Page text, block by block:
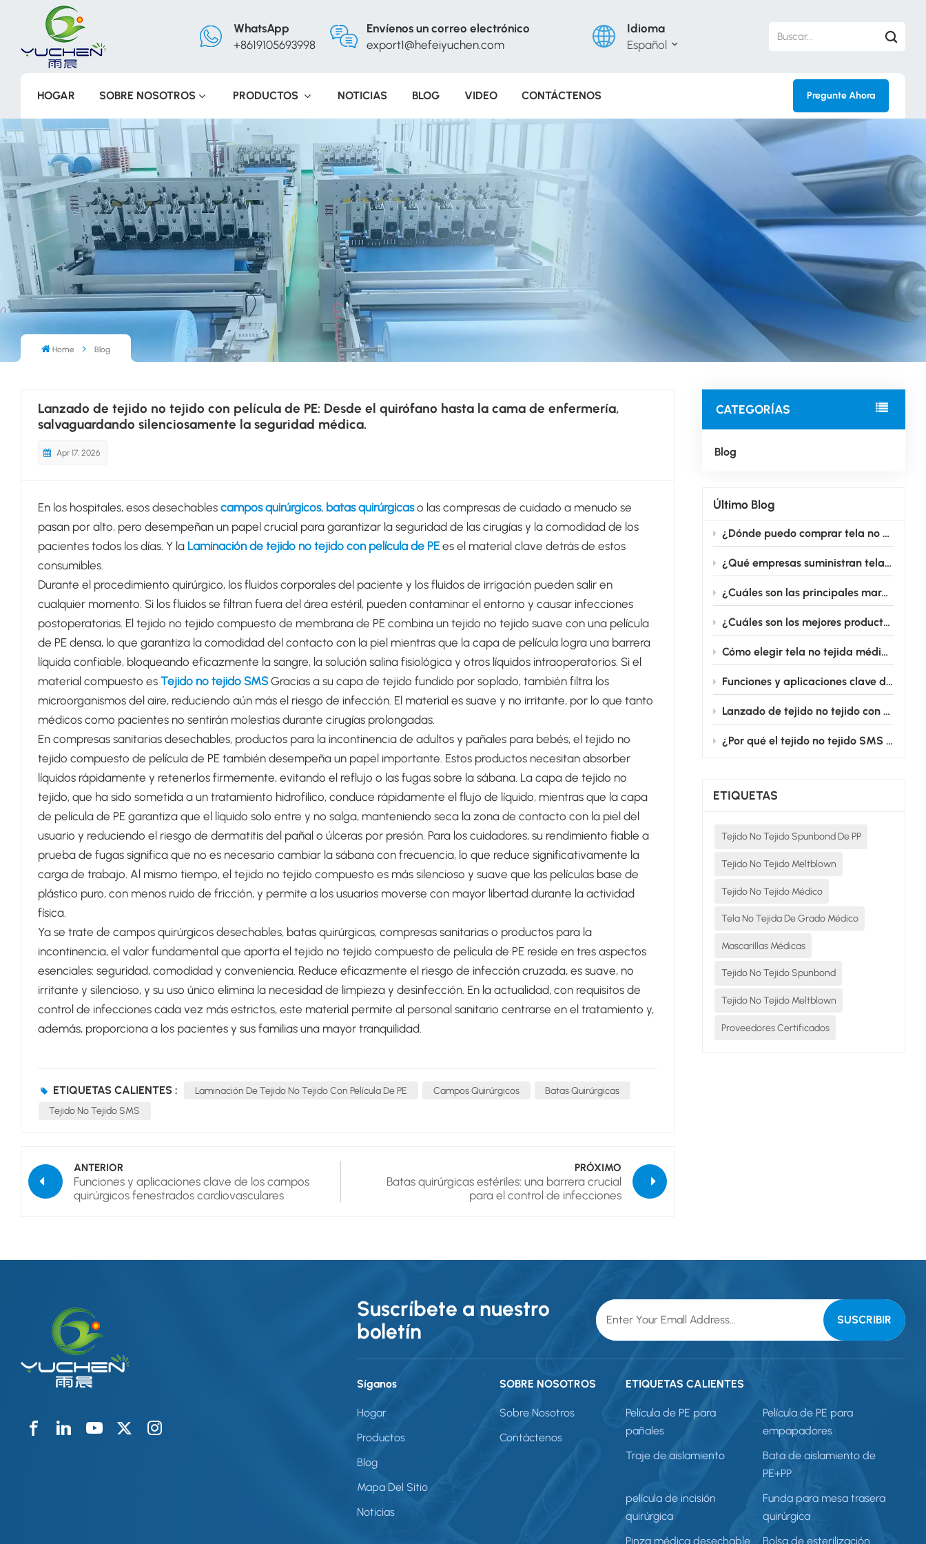
WhatsApp
+8619105693998
Envíenos un correo electrónico
export1@hefeiyuchen.com
Idioma
Español
English
عربي
HOGAR SOBRE NOSOTROS PRODUCTOS NOTICIAS BLOG VIDEO CONTÁCTENOS Pregunte Ahora
Home Blog
CATEGORÍAS
Blog
Último Blog
¿Dónde puedo comprar tela no tejida médica adecuada para la producción de mascarillas?
¿Qué empresas suministran tela no tejida para uso médico en grandes cantidades?
¿Cuáles son las principales marcas que fabrican telas no tejidas para uso médico?
¿Cuáles son los mejores productos de tela no tejida para uso médico destinados a batas quirúrgicas?
Cómo elegir tela no tejida médica para productos médicos desechables
Funciones y aplicaciones clave de los campos quirúrgicos fenestrados cardiovasculares
Lanzado de tejido no tejido con película de PE: Desde el quirófano hasta la cama de enfermería, salvaguardando silenciosamente la seguridad médica.
¿Por qué el tejido no tejido SMS es el estándar de oro para las batas quirúrgicas desechables?
ETIQUETAS
Tejido No Tejido Spunbond De PP
Tejido No Tejido Meltblown
Tejido No Tejido Médico
Tela No Tejida De Grado Médico
Mascarillas Médicas
Tejido No Tejido Spunbond
Tejido No Tejido Meltblown
Proveedores Certificados
Lanzado de tejido no tejido con película de PE: Desde el quirófano hasta la cama de enfermería,
salvaguardando silenciosamente la seguridad médica.
Apr 17, 2026
En los hospitales, esos desechables campos quirúrgicos, batas quirúrgicaso las compresas de cuidado a menudo se
pasan por alto, pero desempeñan un papel crucial para garantizar la seguridad de las cirugías y la comodidad de los
pacientes todos los días. Y la Laminación de tejido no tejido con película de PEes el material clave detrás de estos
consumibles.
Durante el procedimiento quirúrgico, los fluidos corporales del paciente y los fluidos de irrigación pueden salir en
cualquier momento. Si los fluidos se filtran fuera del área estéril, pueden contaminar el entorno y causar infecciones
postoperatorias. El tejido no tejido compuesto de membrana de PE combina un tejido no tejido suave con una película
de PE densa, lo que garantiza la comodidad del contacto con la piel mientras que la capa de película logra una barrera
líquida confiable, bloqueando eficazmente la sangre, la solución salina fisiológica y otros líquidos intraoperatorios. Si el
material compuesto es Tejido no tejido SMSGracias a su capa de tejido fundido por soplado, también filtra los
microorganismos del aire, reduciendo aún más el riesgo de infección. El material es suave y no irritante, por lo que tanto
médicos como pacientes no sentirán molestias durante cirugías prolongadas.
En compresas sanitarias desechables, productos para la incontinencia de adultos y pañales para bebés, el tejido no
tejido compuesto de película de PE también desempeña un papel importante. Estos productos necesitan absorber
líquidos rápidamente y retenerlos firmemente, evitando el reflujo o las fugas sobre la sábana. La capa de tejido no
tejido, que ha sido sometida a un tratamiento hidrofílico, conduce rápidamente el flujo de líquido, mientras que la capa
de película de PE garantiza que el líquido solo entre y no salga, manteniendo seca la zona de contacto con la piel del
usuario y reduciendo el riesgo de dermatitis del pañal o úlceras por presión. Para los cuidadores, su rendimiento fiable a
prueba de fugas significa que no es necesario cambiar la sábana con frecuencia, lo que reduce significativamente la
carga de trabajo. Al mismo tiempo, el tejido no tejido compuesto es más silencioso y suave que las películas base de
plástico puro, con menos ruido de fricción, y permite a los usuarios moverse con mayor libertad durante la actividad
física.
Ya se trate de campos quirúrgicos desechables, batas quirúrgicas, compresas sanitarias o productos para la
incontinencia, el valor fundamental que aporta el tejido no tejido compuesto de película de PE reside en tres aspectos
esenciales: seguridad, comodidad y conveniencia. Reduce eficazmente el riesgo de infección cruzada, es suave, no
irritante y silencioso, y su uso único elimina la necesidad de limpieza y desinfección. En la actualidad, con requisitos de
control de infecciones cada vez más estrictos, este material permite al personal sanitario centrarse en el tratamiento y,
además, proporciona a los pacientes y sus familias una mayor tranquilidad.
ETIQUETAS CALIENTES : Laminación De Tejido No Tejido Con Película De PE Campos Quirúrgicos
Batas Quirúrgicas
Tejido No Tejido SMS
ANTERIOR
Funciones y aplicaciones clave de los campos
quirúrgicos fenestrados cardiovasculares
PRÓXIMO
Batas quirúrgicas estériles: una barrera crucial
para el control de infecciones
Suscríbete a nuestro
boletín
Síganos
Hogar
Productos
Blog
Mapa Del Sitio
Noticias
SOBRE NOSOTROS
Sobre Nosotros
Contáctenos
ETIQUETAS CALIENTES
Película de PE para
pañales
Película de PE para
empapadores
Traje de aislamiento
Bata de aislamiento de
PE+PP
película de incisión
quirúrgica
Funda para mesa trasera
quirúrgica
Pinza médica desechable
Bolsa de esterilización